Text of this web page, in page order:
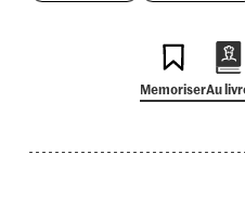
MemoriserAu